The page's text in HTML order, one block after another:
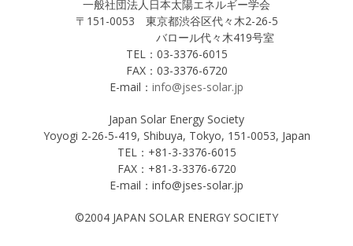
一般社団法人日本太陽エネルギー学会
〒151-0053 東京都渋谷区代々木2-26-5
バロール代々木419号室
TEL：03-3376-6015
FAX：03-3376-6720
E-mail： info@jses-solar.jp
Japan Solar Energy Society
Yoyogi 2-26-5-419, Shibuya, Tokyo, 151-0053, Japan
TEL：+81-3-3376-6015
FAX：+81-3-3376-6720
E-mail：info@jses-solar.jp
©2004 JAPAN SOLAR ENERGY SOCIETY